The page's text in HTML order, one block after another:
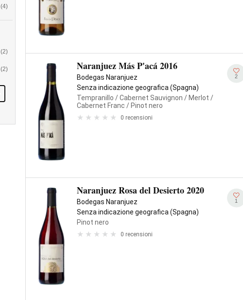
(4)
(2)
(2) Naranjuez Más P'acá 2016
Bodegas Naranjuez
Senza indicazione geografica (Spagna)
Tempranillo / Cabernet Sauvignon / Merlot /
Cabernet Franc / Pinot nero
0 recensioni
2
Naranjuez Rosa del Desierto 2020
Bodegas Naranjuez
Senza indicazione geografica (Spagna)
Pinot nero
0 recensioni
1